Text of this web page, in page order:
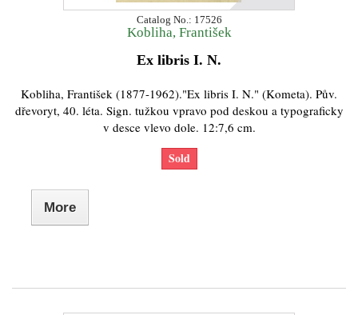
Catalog No.: 17526
Kobliha, František
Ex libris I. N.
Kobliha, František (1877-1962)."Ex libris I. N." (Kometa). Pův.
dřevoryt, 40. léta. Sign. tužkou vpravo pod deskou a typograficky
v desce vlevo dole. 12:7,6 cm.
Sold
More